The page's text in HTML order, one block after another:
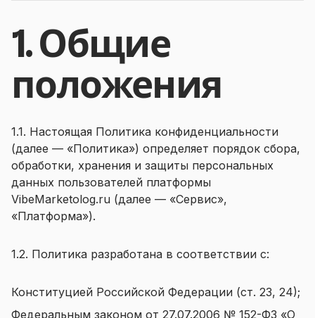
1. Общие
положения
1.1. Настоящая Политика конфиденциальности
(далее — «Политика») определяет порядок сбора,
обработки, хранения и защиты персональных
данных пользователей платформы
VibeMarketolog.ru (далее — «Сервис»,
«Платформа»).
1.2. Политика разработана в соответствии с:
Конституцией Российской Федерации (ст. 23, 24);
Федеральным законом от 27.07.2006 № 152-ФЗ «О